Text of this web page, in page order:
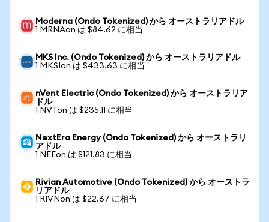
Moderna (Ondo Tokenized) から オーストラリアドル
1 MRNAon は $84.62 に相当
MKS Inc. (Ondo Tokenized) から オーストラリアドル
1 MKSIon は $433.63 に相当
nVent Electric (Ondo Tokenized) から オーストラリア
ドル
1 NVTon は $235.11 に相当
NextEra Energy (Ondo Tokenized) から オーストラリ
アドル
1 NEEon は $121.83 に相当
Rivian Automotive (Ondo Tokenized) から オーストラ
リアドル
1 RIVNon は $22.67 に相当